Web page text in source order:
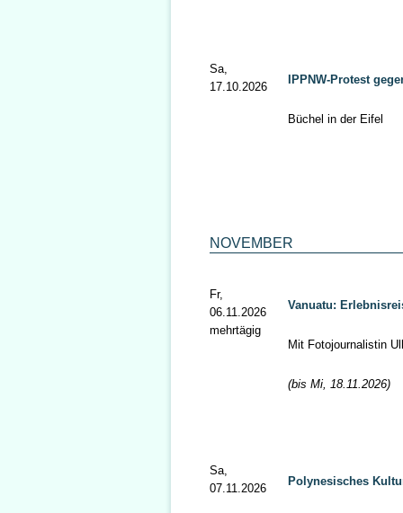
Sa,
17.10.2026
IPPNW-Protest
Büchel in der Eifel
NOVEMBER
Fr,
06.11.2026
mehrtägig
Vanuatu:
Mit Fotojournalistin
(bis Mi, 18.11.2026)
Sa,
07.11.2026
Polynesisches